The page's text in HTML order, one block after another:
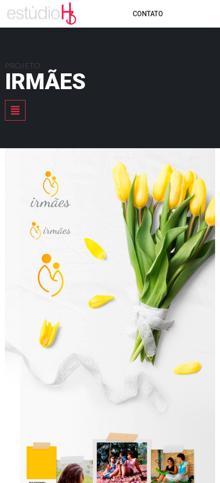
CONTATO
PROJETO
IRMÃES